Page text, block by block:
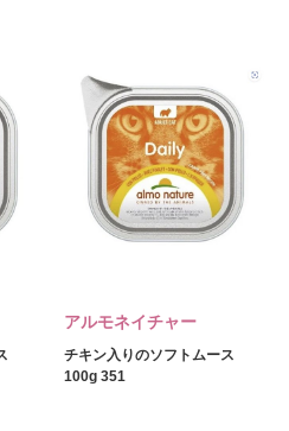
アルモネイチャー
チキン入りのソフトムース
100g 351